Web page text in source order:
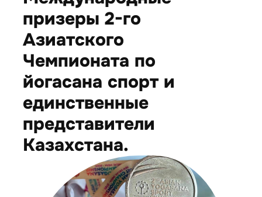
призеры 2-го
Азиатского
Чемпионата по
йогасана спорт и
единственные
представители
Казахстана.